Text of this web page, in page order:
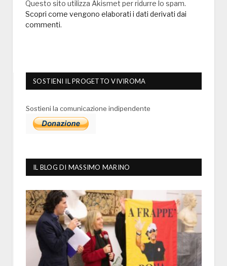
Questo sito utilizza Akismet per ridurre lo spam.
Scopri come vengono elaborati i dati derivati dai
commenti.
SOSTIENI IL PROGETTO VIVIROMA
Sostieni la comunicazione indipendente
IL BLOG DI MASSIMO MARINO